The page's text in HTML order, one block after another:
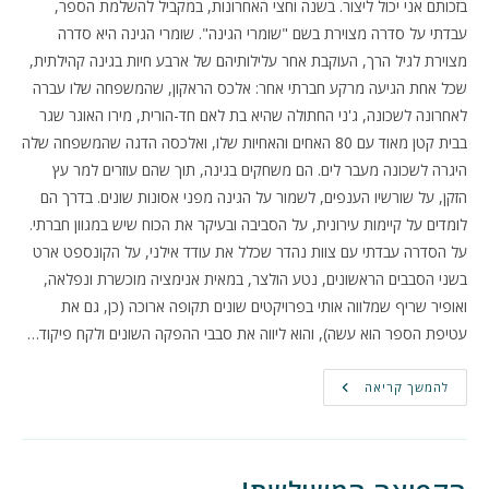
בזכותם אני יכול ליצור. בשנה וחצי האחרונות, במקביל להשלמת הספר,
עבדתי על סדרה מצוירת בשם "שומרי הגינה". שומרי הגינה היא סדרה
מצוירת לגיל הרך, העוקבת אחר עלילותיהם של ארבע חיות בגינה קהילתית,
שכל אחת הגיעה מרקע חברתי אחר: אלכס הראקון, שהמשפחה שלו עברה
לאחרונה לשכונה, ג'ני החתולה שהיא בת לאם חד-הורית, מירו האוגר שגר
בבית קטן מאוד עם 80 האחים והאחיות שלו, ואלכסה הדגה שהמשפחה שלה
היגרה לשכונה מעבר לים. הם משחקים בגינה, תוך שהם עוזרים למר עץ
הזקן, על שורשיו הענפים, לשמור על הגינה מפני אסונות שונים. בדרך הם
לומדים על קיימות עירונית, על הסביבה ובעיקר את הכוח שיש במגוון חברתי.
על הסדרה עבדתי עם צוות נהדר שכלל את עודד אילני, על הקונספט ארט
בשני הסבבים הראשונים, נטע הולצר, במאית אנימציה מוכשרת ונפלאה,
ואופיר שריף שמלווה אותי בפרויקטים שונים תקופה ארוכה (כן, גם את
עטיפת הספר הוא עשה), והוא ליווה את סבבי ההפקה השונים ולקח פיקוד…
להמשך קריאה שומרי
הגינה